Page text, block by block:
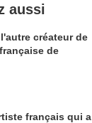
aussi
créateur de
de
français qui a